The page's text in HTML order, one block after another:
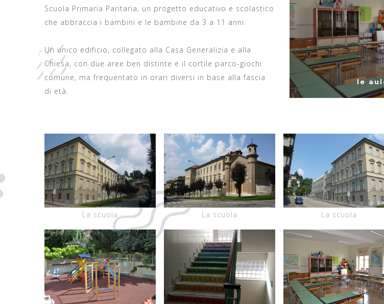
Scuola Primaria Paritaria, un progetto educativo e scolastico
che abbraccia i bambini e le bambine da 3 a 11 anni.
Un unico edificio, collegato alla Casa Generalizia e alla
Chiesa, con due aree ben distinte e il cortile parco-giochi
comune, ma frequentato in orari diversi in base alla fascia
di età.
le
La scuola La scuola La scuola